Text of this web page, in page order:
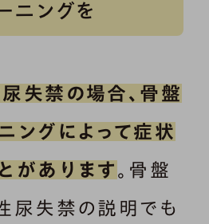
ニングを
失禁の場合、骨盤
ングによって症状
があります 。骨盤
尿失禁の説明でも